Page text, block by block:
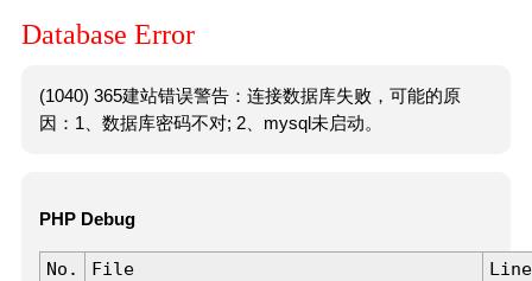
Database Error
(1040) 365建站错误警告：连接数据库失败，可能的原
因：1、数据库密码不对; 2、mysql未启动。
PHP Debug
No. File
Line